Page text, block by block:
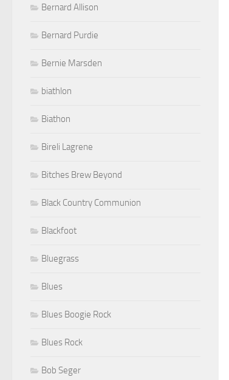
Bernard Allison
Bernard Purdie
Bernie Marsden
biathlon
Biathon
Bireli Lagrene
Bitches Brew Beyond
Black Country Communion
Blackfoot
Bluegrass
Blues
Blues Boogie Rock
Blues Rock
Bob Seger